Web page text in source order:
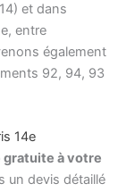
et dans
entre
également
92, 94, 93
14e
à votre
un devis détaillé